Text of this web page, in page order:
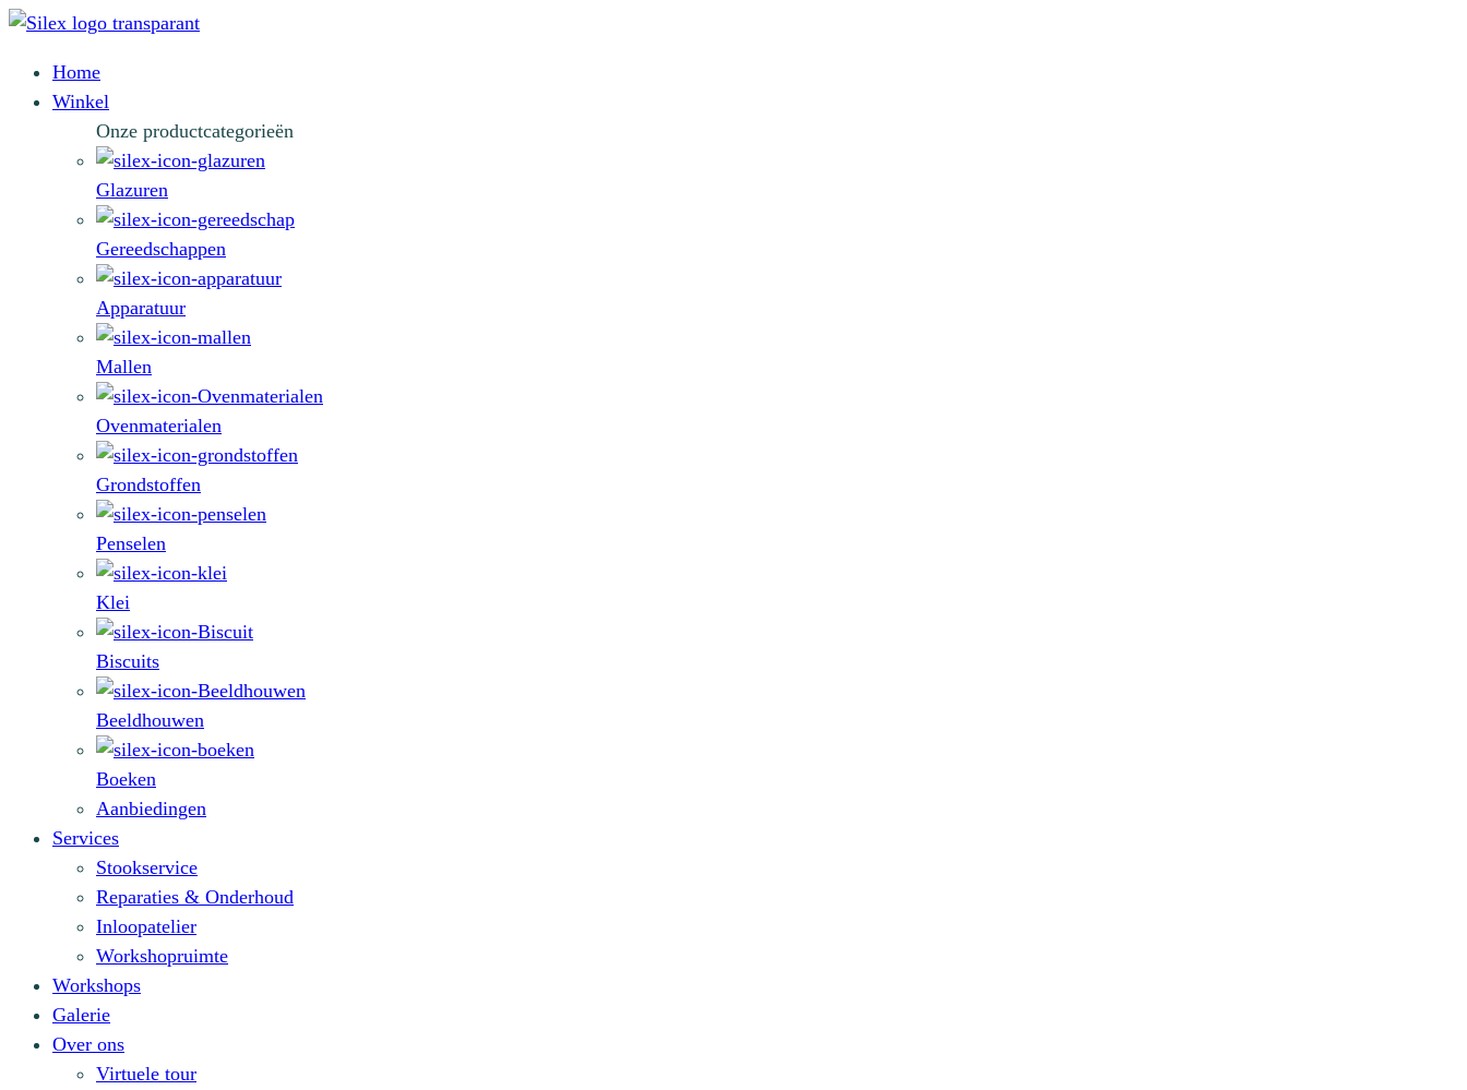
Home
Winkel
Onze productcategorieën
Glazuren
Gereedschappen
Apparatuur
Mallen
Ovenmaterialen
Grondstoffen
Penselen
Klei
Biscuits
Beeldhouwen
Boeken
Aanbiedingen
Services
Stookservice
Reparaties & Onderhoud
Inloopatelier
Workshopruimte
Workshops
Galerie
Over ons
Virtuele tour